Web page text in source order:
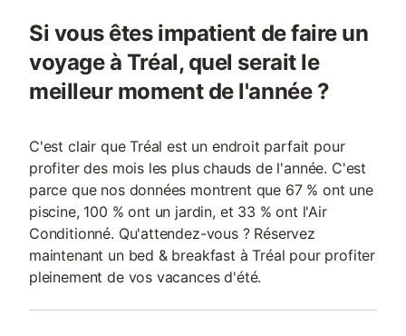
Si vous êtes impatient de faire un
voyage à Tréal, quel serait le
meilleur moment de l'année ?
C'est clair que Tréal est un endroit parfait pour
profiter des mois les plus chauds de l'année. C'est
parce que nos données montrent que 67 % ont une
piscine, 100 % ont un jardin, et 33 % ont l'Air
Conditionné. Qu'attendez-vous ? Réservez
maintenant un bed & breakfast à Tréal pour profiter
pleinement de vos vacances d'été.